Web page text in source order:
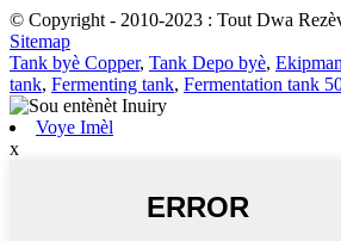
© Copyright - 2010-2023 : Tout Dwa
Sitemap
Tank byè Copper, Tank Depo byè,
tank, Fermenting tank, Fermentation tank
Voye Imèl
x